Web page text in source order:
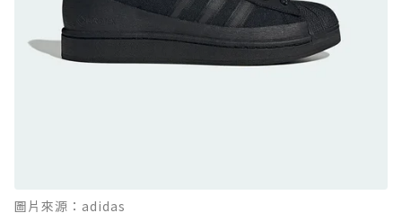
全天候越野跑鞋
防水鞋推薦 11. On Cloudhorizon 2 WP：腳
感軟彈、搭載 Missiongrip™ 的防水輕越野鞋
Boot：馬汀首款雨靴登場，經典八孔加上全防
圖片來源：adidas